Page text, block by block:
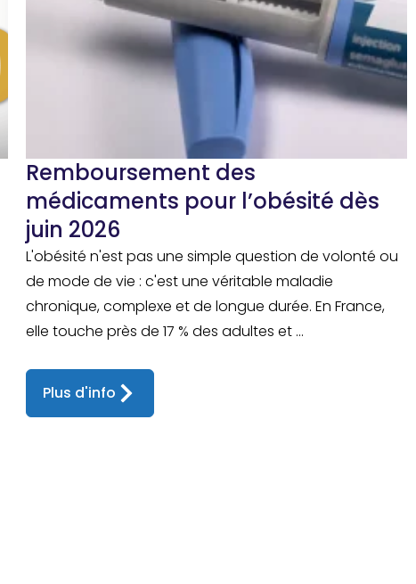
Remboursement des
médicaments pour l’obésité dès
juin 2026
L'obésité n'est pas une simple question de volonté ou
de mode de vie : c'est une véritable maladie
chronique, complexe et de longue durée. En France,
elle touche près de 17 % des adultes et ...
Plus d'info